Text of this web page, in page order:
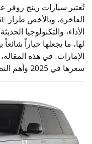
تُعتبر سيارات رينج روفر
الأداء، والتكنولوجيا
لها، ما يجعلها خياراً
الإمارات. في هذه
سعرها في 2025 وأهم النصائح للحصول على أفضل صفقة.